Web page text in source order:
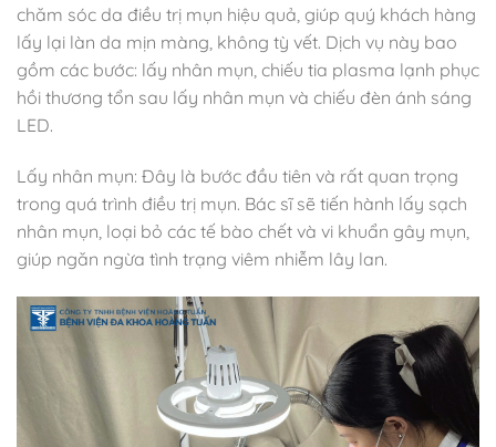
chăm sóc da điều trị mụn hiệu quả, giúp quý khách hàng
lấy lại làn da mịn màng, không tỳ vết. Dịch vụ này bao
gồm các bước: lấy nhân mụn, chiếu tia plasma lạnh phục
hồi thương tổn sau lấy nhân mụn và chiếu đèn ánh sáng
LED.
Lấy nhân mụn: Đây là bước đầu tiên và rất quan trọng
trong quá trình điều trị mụn. Bác sĩ sẽ tiến hành lấy sạch
nhân mụn, loại bỏ các tế bào chết và vi khuẩn gây mụn,
giúp ngăn ngừa tình trạng viêm nhiễm lây lan.